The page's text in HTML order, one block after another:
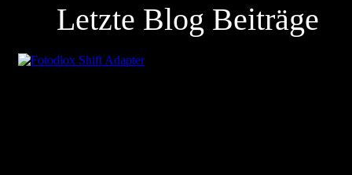
Letzte Blog Beiträge